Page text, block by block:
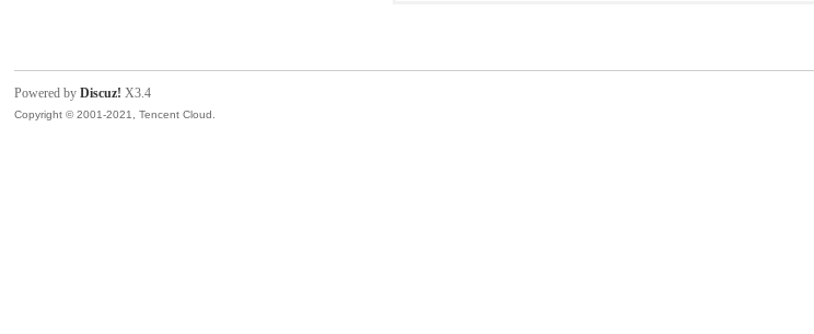
Powered byDiscuz! X3.4
Copyright © 2001-2021, Tencent Cloud.